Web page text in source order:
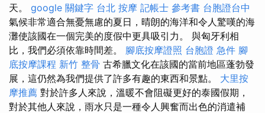
天。 google 關鍵字 台北 按摩 記帳士 參考書 台胞證台中
氣候非常適合無憂無慮的夏日，晴朗的海洋和令人驚嘆的海
灘使該國在一個完美的度假中更具吸引力。 與匈牙利相
比，我們必須依靠時間差。 腳底按摩證照 台胞證 急件 腳
底按摩課程 新竹 整骨 古希臘文化在該國的當前地區蓬勃發
展，這仍然為我們提供了許多有趣的東西和景點。 大里按
摩推薦 對於許多人來說，溫暖不會阻礙更好的泰國假期，
對於其他人來說，雨水只是一種令人興奮而出色的消遣補